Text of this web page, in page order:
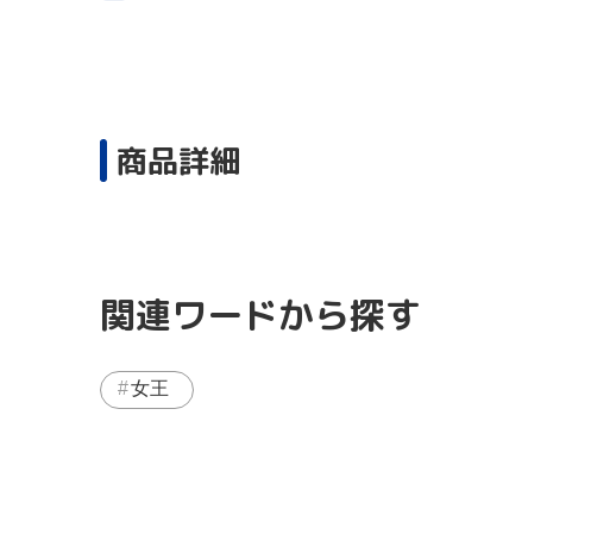
商品詳細
関連ワードから探す
女王